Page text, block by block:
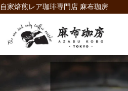
自家焙煎レア珈琲専門店 麻布珈房